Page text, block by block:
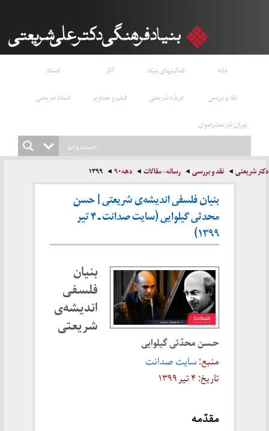
خانه فعالیتهای بنیاد آثار
اسناد
نقد و بررسی
درباره شریعتی فیلم و تصاویر
استاد شریعتی
پوران شریعت‌رضوی
دکتر شریعتی نقد و بررسی رسانه - مقالات دهه۹۰ ۱۳۹۹
بنیان‌ فلسفی‌ اندیشه‌ی شریعتی | حسن
محدثی گیلوایی (سایت صدانت ـ ۴ تیر
۱۳۹۹)
بنیان‌
فلسفی‌
اندیشه‌ی
شریعتی
حسن محدّثی‌ گیلوایی
منبع:سایت صدانت
تاریخ: ۴ تیر ۱۳۹۹
مقدّمه